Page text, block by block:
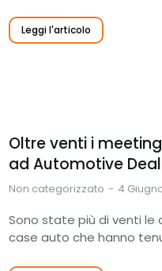
Leggi l'articolo
Oltre venti i
ad Automotive
Non categorizzato 4
Sono state più di venti le
case auto che hanno